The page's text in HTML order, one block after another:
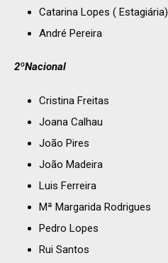
Catarina Lopes ( Estagiária)
André Pereira
2ºNacional
Cristina Freitas
Joana Calhau
João Pires
João Madeira
Luis Ferreira
Mª Margarida Rodrigues
Pedro Lopes
Rui Santos